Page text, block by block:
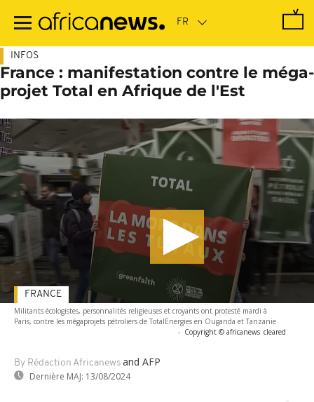
contenu
INFOS
France : manifestation contre le méga-
projet Total en Afrique de l'Est
Militants écologistes, personnalités religieuses et croyants ont protesté mardi à
Paris, contre les mégaprojets pétroliers de TotalEnergies en Ouganda et Tanzanie
- Copyright © africanews cleared
By Rédaction Africanews and AFP
Dernière MAJ: 13/08/2024
FRANCE